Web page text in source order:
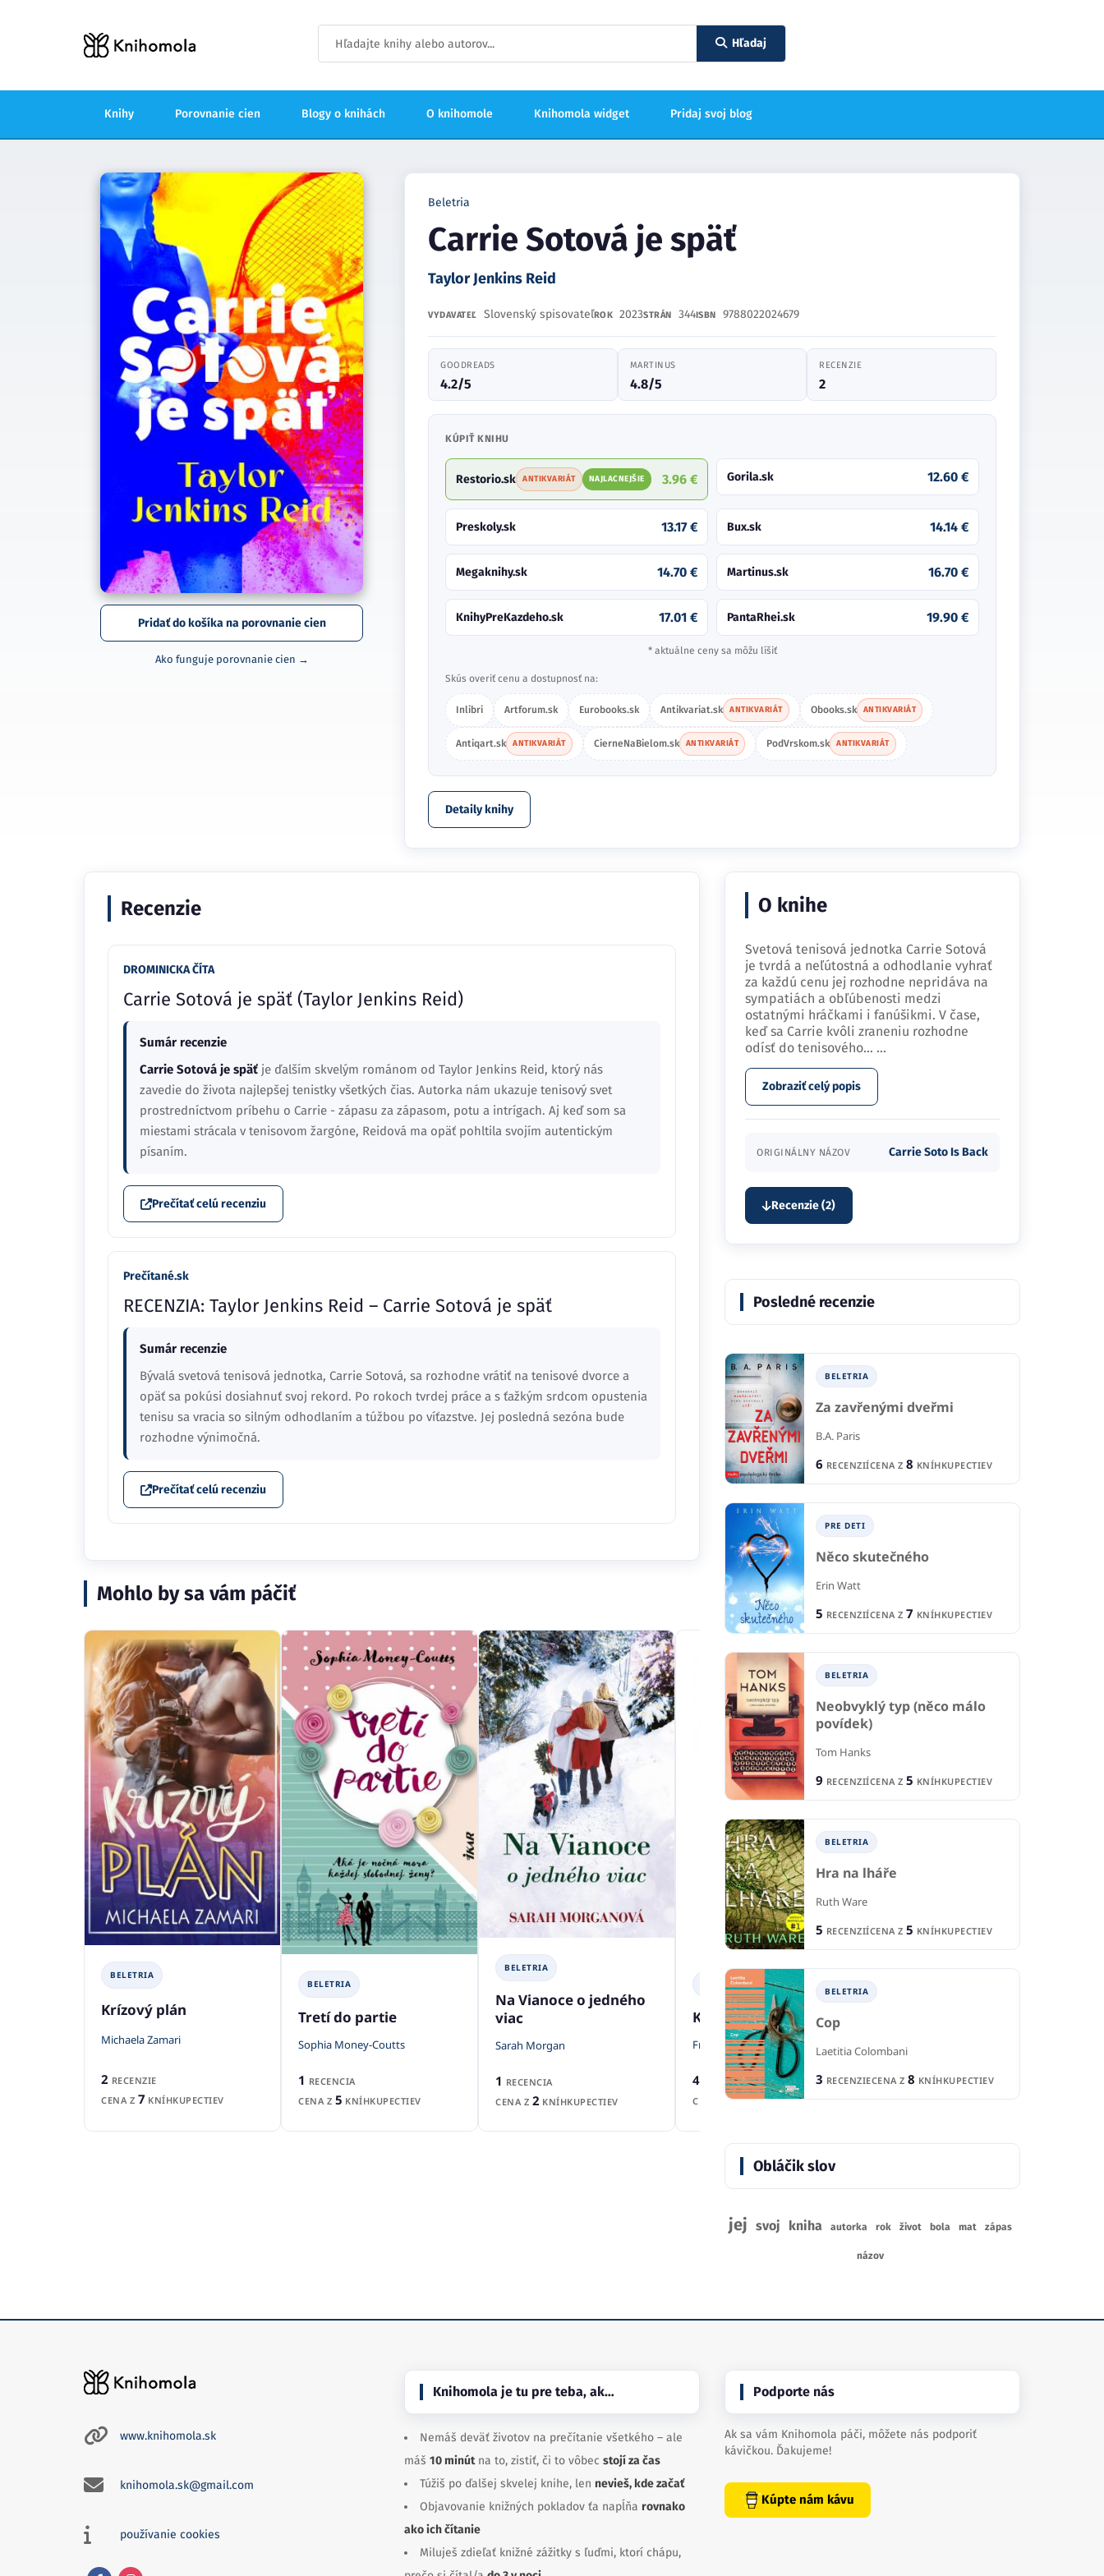
Hľadaj
Knihy Porovnanie cien Blogy o knihách O knihomole Knihomola widget Pridaj svoj blog
Pridať do košíka na porovnanie cien
Ako funguje porovnanie cien →
Beletria
Carrie Sotová je späť
Taylor Jenkins Reid
VYDAVATEĽ Slovenský spisovateľROK 2023STRÁN 344ISBN 9788022024679
GOODREADS
4.2/5
MARTINUS
4.8/5
RECENZIE
2
KÚPIŤ KNIHU
Restorio.sk ANTIKVARIÁT NAJLACNEJŠIE 3.96 € Gorila.sk 12.60 €
Preskoly.sk 13.17 € Bux.sk 14.14 €
Megaknihy.sk 14.70 € Martinus.sk 16.70 €
KnihyPreKazdeho.sk 17.01 € PantaRhei.sk 19.90 €
* aktuálne ceny sa môžu líšiť
Skús overiť cenu a dostupnosť na:
Inlibri Artforum.sk Eurobooks.sk Antikvariat.sk ANTIKVARIÁT Obooks.sk ANTIKVARIÁT
Antiqart.sk ANTIKVARIÁT CierneNaBielom.sk ANTIKVARIÁT PodVrskom.sk ANTIKVARIÁT
Detaily knihy
Recenzie
DROMINICKA ČÍTA
Carrie Sotová je späť (Taylor Jenkins Reid)
Sumár recenzie
Carrie Sotová je späť je ďalším skvelým románom od Taylor Jenkins Reid, ktorý nás
zavedie do života najlepšej tenistky všetkých čias. Autorka nám ukazuje tenisový svet
prostredníctvom príbehu o Carrie - zápasu za zápasom, potu a intrígach. Aj keď som sa
miestami strácala v tenisovom žargóne, Reidová ma opäť pohltila svojím autentickým
písaním.
Prečítať celú recenziu
Prečítané.sk
RECENZIA: Taylor Jenkins Reid – Carrie Sotová je späť
Sumár recenzie
Bývalá svetová tenisová jednotka, Carrie Sotová, sa rozhodne vrátiť na tenisové dvorce a
opäť sa pokúsi dosiahnuť svoj rekord. Po rokoch tvrdej práce a s ťažkým srdcom opustenia
tenisu sa vracia so silným odhodlaním a túžbou po víťazstve. Jej posledná sezóna bude
rozhodne výnimočná.
Prečítať celú recenziu
Mohlo by sa vám páčiť
BELETRIA
Krízový plán
Michaela Zamari
2 RECENZIE
CENA Z 7 KNÍHKUPECTIEV
BELETRIA
Tretí do partie
Sophia Money-Coutts
1 RECENCIA
CENA Z 5 KNÍHKUPECTIEV
BELETRIA
Na Vianoce o jedného
viac
Sarah Morgan
1 RECENCIA
CENA Z 2 KNÍHKUPECTIEV
BELETRIA
Kukučka
František Kozmon
4 RECENZIE
CENA Z8KNÍHKUPECTIEV
1 RECENCIA
O knihe
Svetová tenisová jednotka Carrie Sotová
je tvrdá a neľútostná a odhodlanie vyhrať
za každú cenu jej rozhodne nepridáva na
sympatiách a obľúbenosti medzi
ostatnými hráčkami i fanúšikmi. V čase,
keď sa Carrie kvôli zraneniu rozhodne
odísť do tenisového… ...
Zobraziť celý popis
ORIGINÁLNY NÁZOV Carrie Soto Is Back
Recenzie (2)
Posledné recenzie
BELETRIA
Za zavřenými dveřmi
B.A. Paris
6 RECENZIÍCENA Z 8 KNÍHKUPECTIEV
PRE DETI
Něco skutečného
Erin Watt
5 RECENZIÍCENA Z 7 KNÍHKUPECTIEV
BELETRIA
Neobvyklý typ (něco málo
povídek)
Tom Hanks
9 RECENZIÍCENA Z 5 KNÍHKUPECTIEV
BELETRIA
Hra na lháře
Ruth Ware
5 RECENZIÍCENA Z 5 KNÍHKUPECTIEV
BELETRIA
Cop
Laetitia Colombani
3 RECENZIECENA Z 8 KNÍHKUPECTIEV
Obláčik slov
jej svoj kniha autorka rok život bola mat zápas
názov
www.knihomola.sk
knihomola.sk@gmail.com
používanie cookies
Knihomola je tu pre teba, ak…
Nemáš deväť životov na prečítanie všetkého – ale
máš 10 minútna to, zistiť, či to vôbec stojí za čas
Túžiš po ďalšej skvelej knihe, len nevieš, kde začať
Objavovanie knižných pokladov ťa napĺňa rovnako
ako ich čítanie
Miluješ zdieľať knižné zážitky s ľuďmi, ktorí chápu,
Podporte nás
Ak sa vám Knihomola páči, môžete nás podporiť
kávičkou. Ďakujeme!
Kúpte nám kávu